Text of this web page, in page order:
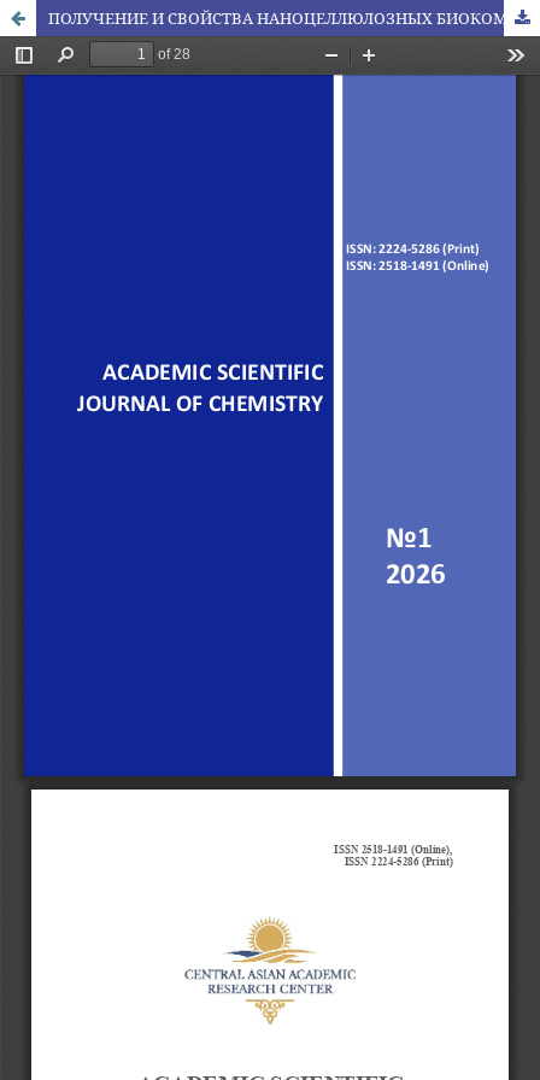
ПОЛУЧЕНИЕ И СВОЙСТВА НАНОЦЕЛЛЮЛОЗНЫХ БИОКОМПОЗИТОВ НА ОСНОВЕ АГРООТХОДОВ ЖАМБЫЛСКОЙ ОБЛАСТИ